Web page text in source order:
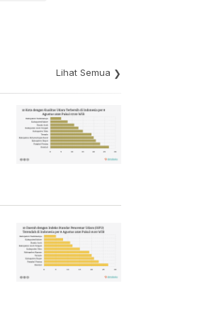
Lihat Semua